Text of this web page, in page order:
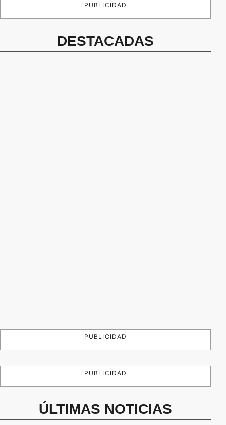
PUBLICIDAD
DESTACADAS
PUBLICIDAD
PUBLICIDAD
ÚLTIMAS NOTICIAS